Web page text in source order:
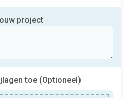
project
toe (Optioneel)